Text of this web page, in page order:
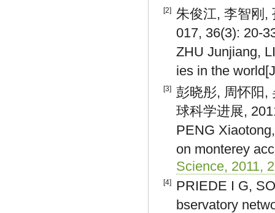
[2]
朱俊江, 李智刚,
017, 36(3): 20-
ZHU Junjiang,
ies in the
[3]
彭晓彤, 周怀阳,
球科学进展,
PENG
on monterey
Science, 2011,
[4]
PRIEDE I G,
bservatory